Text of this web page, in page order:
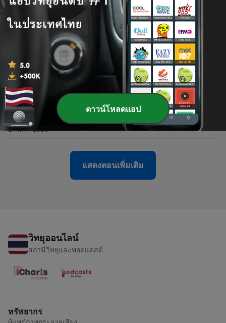
406 - EP406 | Kammic result of offering sandals
06 มิ.ย. 2026
EP405 | Kammic result of offering medicine
23 พฤษภาคม 2026
404 -
EP404 | Kammic result of offering bowl stands,
pots and pans
28 มี.ค. 2026
403 - EP403 | Kammic result of offering needle holder,
amsa and belt
21 มี.ค. 2026
แสดงตอนเพิ่มเติม
วิทยุออนไลน์
สถานีวิทยุและพอดแคสต์
ทรัพยากร
ดาวน์โหลดแอป